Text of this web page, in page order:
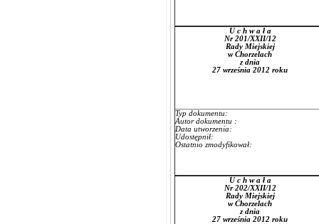
U c h w a ł a
Nr 201/XXII/12
Rady Miejskiej
w Chorzelach
z dnia
27 września 2012 roku
Typ dokumentu:
Autor dokumentu :
Data utworzenia:
Udostępnił:
Ostatnio zmodyfikował:
U c h w a ł a
Nr 202/XXII/12
Rady Miejskiej
w Chorzelach
z dnia
27 września 2012 roku